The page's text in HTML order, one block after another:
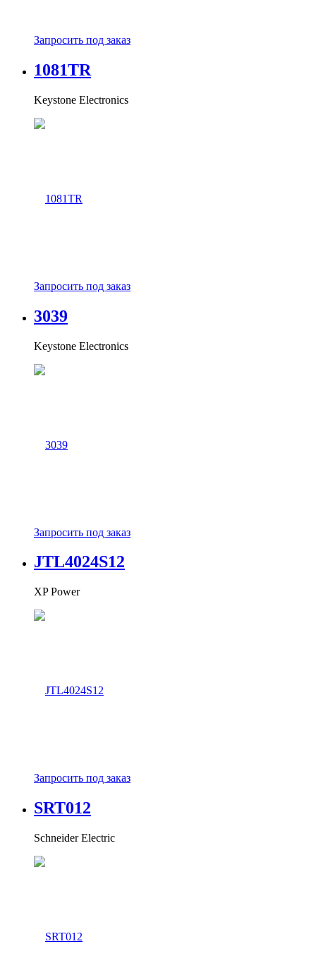
Запросить под заказ
1081TR
Keystone Electronics
Запросить под заказ
3039
Keystone Electronics
Запросить под заказ
JTL4024S12
XP Power
Запросить под заказ
SRT012
Schneider Electric